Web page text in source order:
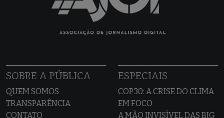
SOBRE A PÚBLICA
QUEM SOMOS
TRANSPARÊNCIA
CONTATO
ESPECIAIS
COP30: A CRISE DO CLIMA
EM FOCO
A MÃO INVISÍVEL DAS BIG